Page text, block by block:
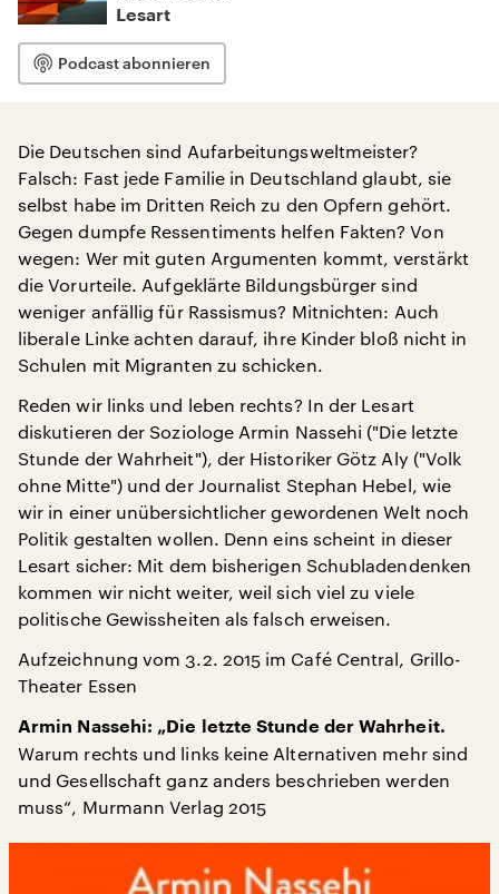
Lesart
Podcast abonnieren
Die Deutschen sind Aufarbeitungsweltmeister?
Falsch: Fast jede Familie in Deutschland glaubt, sie
selbst habe im Dritten Reich zu den Opfern gehört.
Gegen dumpfe Ressentiments helfen Fakten? Von
wegen: Wer mit guten Argumenten kommt, verstärkt
die Vorurteile. Aufgeklärte Bildungsbürger sind
weniger anfällig für Rassismus? Mitnichten: Auch
liberale Linke achten darauf, ihre Kinder bloß nicht in
Schulen mit Migranten zu schicken.
Reden wir links und leben rechts? In der Lesart
diskutieren der Soziologe Armin Nassehi ("Die letzte
Stunde der Wahrheit"), der Historiker Götz Aly ("Volk
ohne Mitte") und der Journalist Stephan Hebel, wie
wir in einer unübersichtlicher gewordenen Welt noch
Politik gestalten wollen. Denn eins scheint in dieser
Lesart sicher: Mit dem bisherigen Schubladendenken
kommen wir nicht weiter, weil sich viel zu viele
politische Gewissheiten als falsch erweisen.
Aufzeichnung vom 3.2. 2015 im Café Central, Grillo-
Theater Essen
Armin Nassehi: „Die letzte Stunde der Wahrheit.
Warum rechts und links keine Alternativen mehr sind
und Gesellschaft ganz anders beschrieben werden
muss“, Murmann Verlag 2015